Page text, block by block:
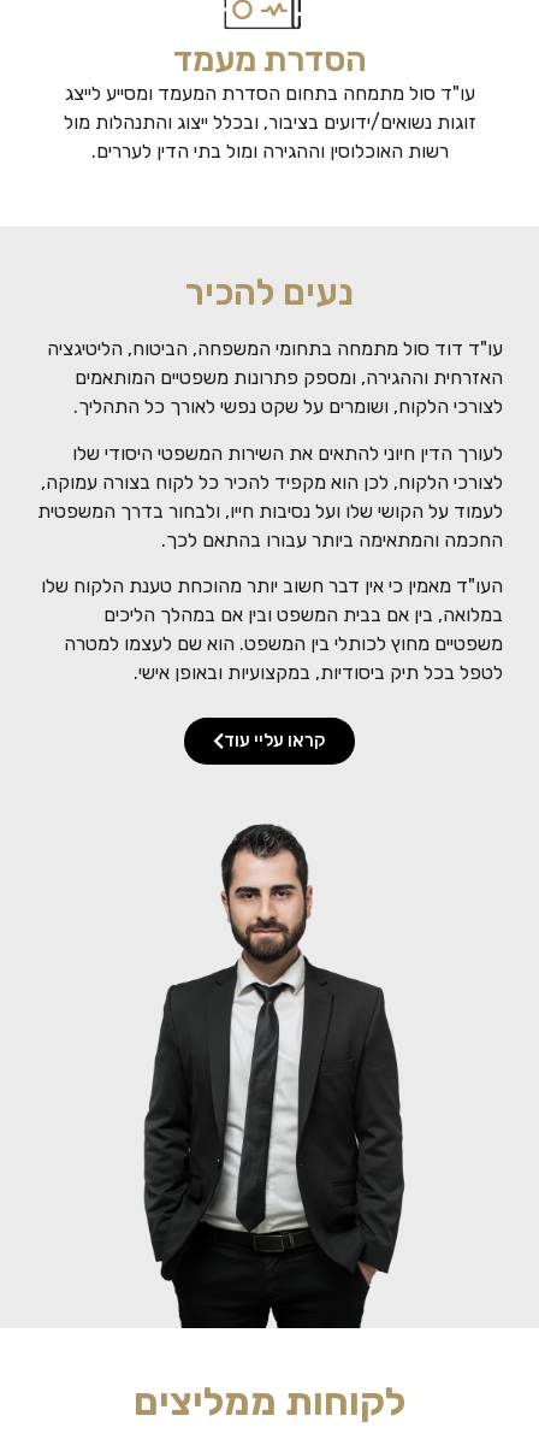
הסדרת מעמד
עו"ד סול מתמחה בתחום הסדרת המעמד ומסייע לייצג
זוגות נשואים/ידועים בציבור, ובכלל ייצוג והתנהלות מול
רשות האוכלוסין וההגירה ומול בתי הדין לעררים.
נעים להכיר
עו"ד דוד סול מתמחה בתחומי המשפחה, הביטוח, הליטיגציה
האזרחית וההגירה, ומספק פתרונות משפטיים המותאמים
לצורכי הלקוח, ושומרים על שקט נפשי לאורך כל התהליך.
לעורך הדין חיוני להתאים את השירות המשפטי היסודי שלו
לצורכי הלקוח, לכן הוא מקפיד להכיר כל לקוח בצורה עמוקה,
לעמוד על הקושי שלו ועל נסיבות חייו, ולבחור בדרך המשפטית
החכמה והמתאימה ביותר עבורו בהתאם לכך.
העו"ד מאמין כי אין דבר חשוב יותר מהוכחת טענת הלקוח שלו
במלואה, בין אם בבית המשפט ובין אם במהלך הליכים
משפטיים מחוץ לכותלי בין המשפט. הוא שם לעצמו למטרה
לטפל בכל תיק ביסודיות, במקצועיות ובאופן אישי.
קראו עליי עוד
לקוחות ממליצים